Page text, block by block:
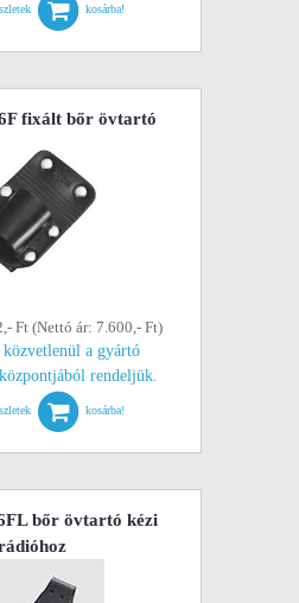
kosárba!
fixált bőr övtartó
Ft (Nettó ár: 7.600,- Ft)
közvetlenül a gyártó
rendeljük.
kosárba!
bőr övtartó kézi